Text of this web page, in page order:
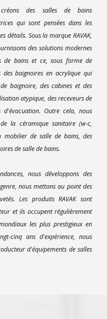
des salles de bains
qui sont pensées dans les
détails. Sous la marque RAVAK,
des solutions modernes
de bains et ce, sous forme de
baignoires en acrylique qui
baignoire, des cabines et des
atypique, des receveurs de
Outre cela, nous
la céramique sanitaire (w-c,
mobilier de salle de bains, des
de salle de bains.
nous développons des
nous mettons au point des
Les produits RAVAK sont
et ils occupent régulièrement
les plus prestigieux en
cinq ans d'expérience, nous
d'équipements de salles